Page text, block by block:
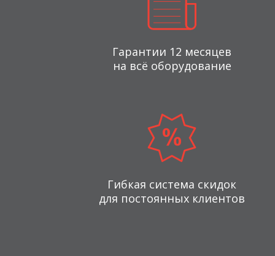
Гарантии 12 месяцев
на всё оборудование
Гибкая система скидок
для постоянных клиентов